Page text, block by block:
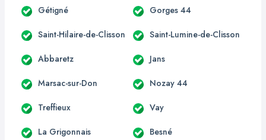
Gétigné Gorges 44
Saint-Hilaire-de-Clisson Saint-Lumine-de-Clisson
Abbaretz Jans
Marsac-sur-Don Nozay 44
Treffieux Vay
La Grigonnais Besné